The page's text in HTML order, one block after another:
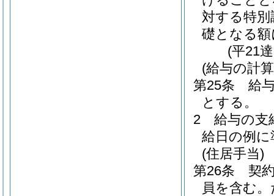
対する特
礎となる
(平21
(給与の計
第25条
給
とする。
2
給与の支
給日の例
(住居手当)
第26条
契
員を含む